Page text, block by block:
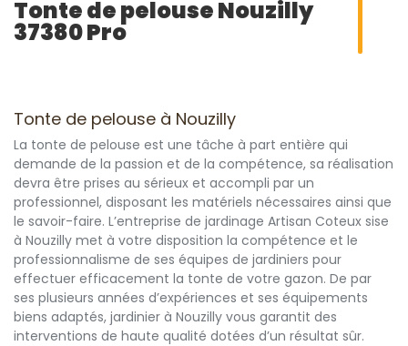
Tonte de pelouse Nouzilly
37380 Pro
Tonte de pelouse à Nouzilly
La tonte de pelouse est une tâche à part entière qui
demande de la passion et de la compétence, sa réalisation
devra être prises au sérieux et accompli par un
professionnel, disposant les matériels nécessaires ainsi que
le savoir-faire. L’entreprise de jardinage Artisan Coteux sise
à Nouzilly met à votre disposition la compétence et le
professionnalisme de ses équipes de jardiniers pour
effectuer efficacement la tonte de votre gazon. De par
ses plusieurs années d’expériences et ses équipements
biens adaptés, jardinier à Nouzilly vous garantit des
interventions de haute qualité dotées d’un résultat sûr.